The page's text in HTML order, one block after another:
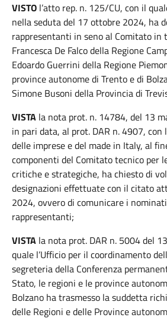
VISTO l’atto rep. n. 125/CU, con il
nella seduta del 17 ottobre 2024, ha
rappresentanti in seno al Comitato in
Francesca De Falco della Regione
Edoardo Guerrini della Regione
province autonome di Trento e di
Simone Busoni della Provincia di
VISTA la nota prot. n. 14784, del 13
in pari data, al prot. DAR n. 4907,
delle imprese e del made in Italy, al
componenti del Comitato tecnico per
critiche e strategiche, ha chiesto di
designazioni effettuate con il citato
2024, ovvero di comunicare i
rappresentanti;
VISTA la nota prot. DAR n. 5004 del
quale l’Ufficio per il coordinamento
segreteria della Conferenza
Stato, le regioni e le province
Bolzano ha trasmesso la suddetta
delle Regioni e delle Province